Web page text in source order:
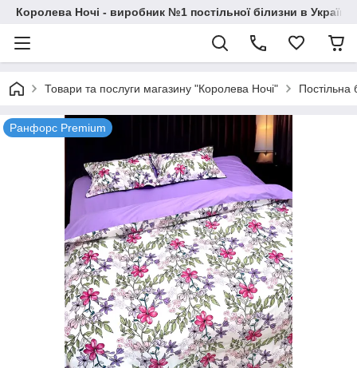
Королева Ночі - виробник №1 постільної білизни в Україні
Товари та послуги магазину "Королева Ночі" Постільна
Ранфорс Premium